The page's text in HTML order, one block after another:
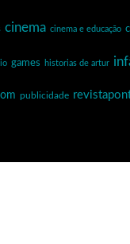
cinema cinema e educação
games historias de artur
publicidade